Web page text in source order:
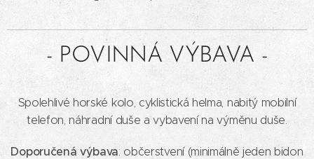
- POVINNÁ VÝBAVA -
Spolehlivé horské kolo, cyklistická helma, nabitý mobilní
telefon, náhradní duše a vybavení na výměnu duše.
Doporučená výbava: občerstvení (minimálně jeden bidon